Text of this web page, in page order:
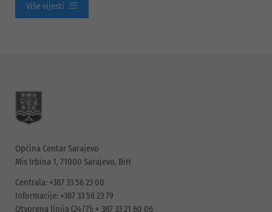
Više vijesti
Općina Centar Sarajevo
Mis Irbina 1, 71000 Sarajevo, BiH
Centrala: +387 33 56 23 00
Informacije: +387 33 56 23 79
Otvorena linija (24/7): + 387 33 21 60 06